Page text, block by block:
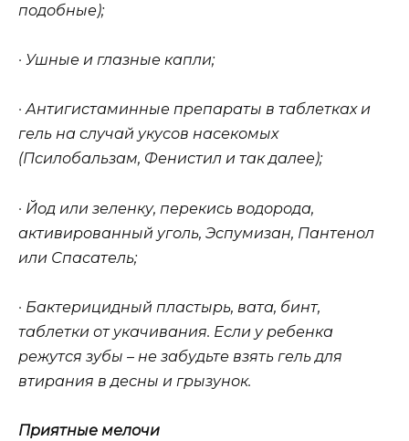
подобные);
· Ушные и глазные капли;
· Антигистаминные препараты в таблетках и
гель на случай укусов насекомых
(Псилобальзам, Фенистил и так далее);
· Йод или зеленку, перекись водорода,
активированный уголь, Эспумизан, Пантенол
или Спасатель;
· Бактерицидный пластырь, вата, бинт,
таблетки от укачивания. Если у ребенка
режутся зубы – не забудьте взять гель для
втирания в десны и грызунок.
Приятные мелочи